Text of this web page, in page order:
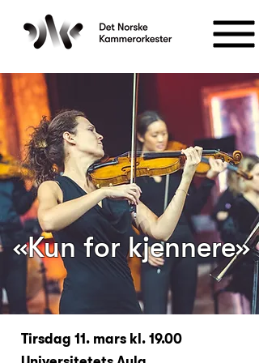
«Kun for kjennere»
Tirsdag 11. mars kl. 19.00